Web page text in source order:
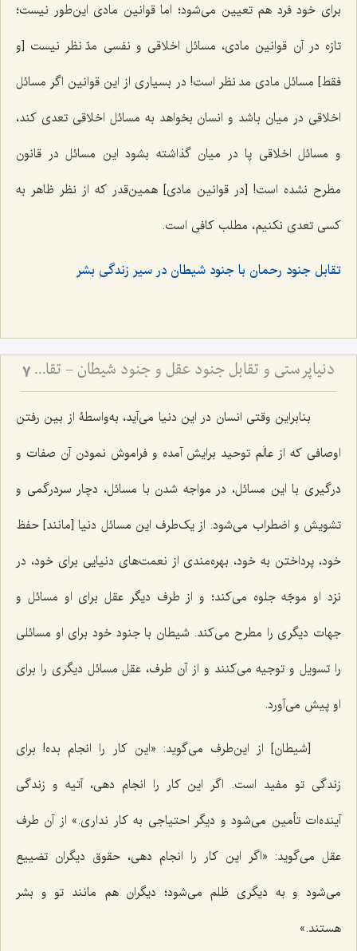
برای خود فرد هم تعیین می‌شود؛ اما قوانین مادی این‌طور نیست؛
تازه در آن قوانین مادی، مسائل اخلاقی و نفسی مدّ نظر نیست [و
فقط] مسائل مادی مد نظر است! در بسیاری از این قوانین اگر مسائل
اخلاقی در میان باشد و انسان بخواهد به مسائل اخلاقی تعدی کند،
و مسائل اخلاقی پا در میان گذاشته بشود این مسائل در قانون
مطرح نشده است! [در قوانین مادی] همین‌قدر که از نظر ظاهر به
کسی تعدی نکنیم، مطلب کافی است.
تقابل جنود رحمان با جنود شیطان در سیر زندگی بشر
دنیاپرستی و تقابل جنود عقل و جنود شیطان - تقابل عالم دنیا و مجاز با عالم توحید و حقیقت 7
بنابراین وقتی انسان در این دنیا می‌آید، به‌واسطۀ از بین رفتن
اوصافی که از عالَم توحید برایش آمده و فراموش نمودن آن صفات و
درگیری با این مسائل، در مواجه شدن با مسائل، دچار سردرگمی و
تشویش و اضطراب می‌شود. از یک‌طرف این مسائل دنیا [مانند] حفظ
خود، پرداختن به خود، بهره‌مندی از نعمت‌های دنیایی برای خود، در
نزد او موجّه جلوه می‌کند؛ و از طرف دیگر عقل برای او مسائل و
جهات دیگری را مطرح می‌کند. شیطان با جنود خود برای او مسائلی
را تسویل و توجیه می‌کنند و از آن طرف، عقل مسائل دیگری را برای
او پیش می‌آورد.
[شیطان] از این‌طرف می‌گوید: «این کار را انجام بده! برای
زندگی تو مفید است. اگر این کار را انجام دهی، آتیه و زندگی
آینده‌ات تأمین می‌شود و دیگر احتیاجی به کار نداری.» از آن طرف
عقل می‌گوید: «اگر این کار را انجام دهی، حقوق دیگران تضییع
می‌شود و به دیگری ظلم می‌شود؛ دیگران هم مانند تو و بشر
هستند.»